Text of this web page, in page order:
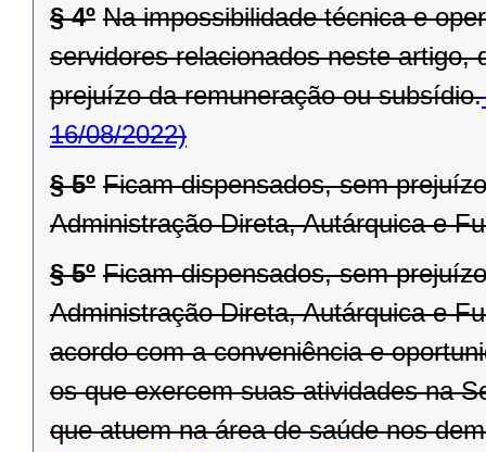
§ 4º Na impossibilidade técnica e
servidores relacionados neste artigo,
prejuízo da remuneração ou subsídio.
16/08/2022)
§ 5º Ficam dispensados, sem
Administração Direta, Autárquica e
§ 5º Ficam dispensados, sem
Administração Direta, Autárquica e
acordo com a conveniência e
os que exercem suas atividades na
que atuem na área de saúde nos